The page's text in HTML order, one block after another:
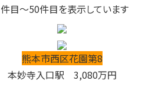
件目～50件目を表示しています
熊本市西区花園第8
本妙寺入口駅
3,080万円